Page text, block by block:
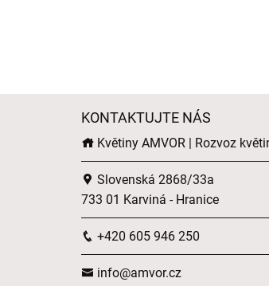
KONTAKTUJTE NÁS
Květiny AMVOR | Rozvoz
Slovenská 2868/33a
733 01 Karviná - Hranice
+420 605 946 250
info@amvor.cz